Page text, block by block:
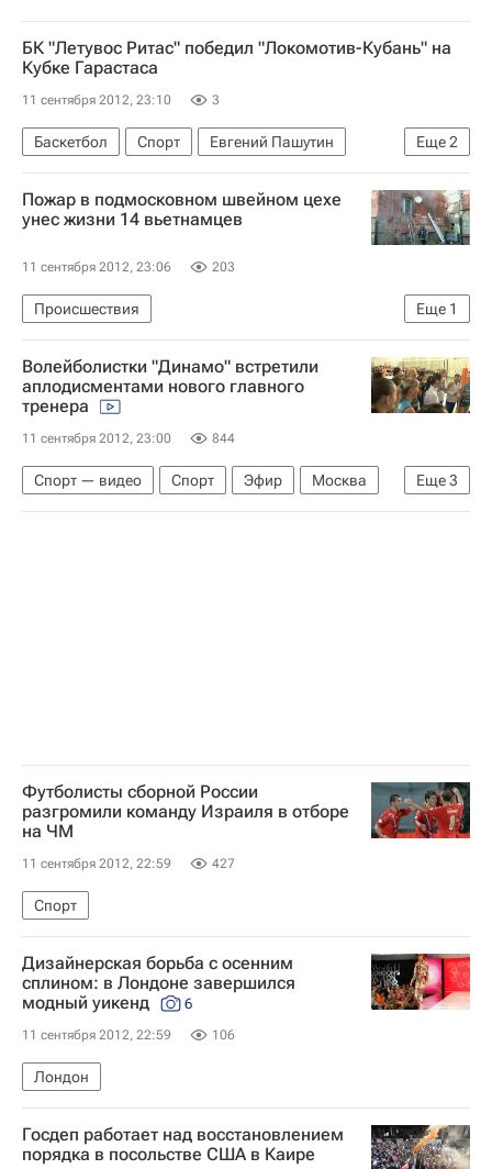
БК "Летувос Ритас" победил "Локомотив-Кубань" на
Кубке Гарастаса
11 сентября 2012, 23:10 3
Еще2
Баскетбол Спорт
Евгений Пашутин
Летувос Ритас
ПБК Локомотив-Кубань
Пожар в подмосковном швейном цехе
унес жизни 14 вьетнамцев
11 сентября 2012, 23:06 203
Еще 1
Происшествия
Расследование пожара на швейном предприятии в Егорьевске
Волейболистки "Динамо" встретили
аплодисментами нового главного
тренера
11 сентября 2012, 23:00 844
Еще3
Спорт — видео Спорт Эфир
Москва
Волейбол
Видео Россия
Футболисты сборной России
разгромили команду Израиля в отборе
на ЧМ
11 сентября 2012, 22:59 427
Спорт
Дизайнерская борьба с осенним
сплином: в Лондоне завершился
модный уикенд
6
11 сентября 2012, 22:59 106
Лондон
Госдеп работает над восстановлением
порядка в посольстве США в Каире